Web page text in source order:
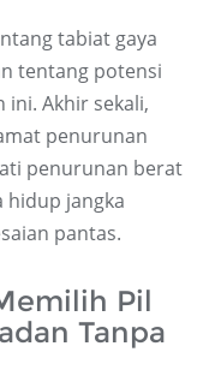
tabiat gaya
tentang potensi
Akhir sekali,
penurunan
penurunan berat
hidup jangka
pantas.
Pil
Tanpa